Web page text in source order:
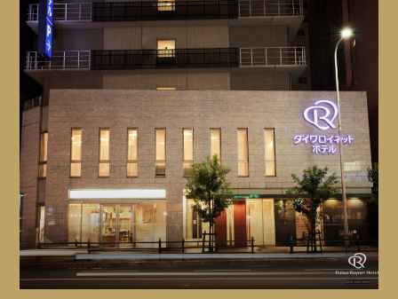
大阪上本町大和ROYNET酒店
543-0001 大阪府大阪市天王寺区上本町6-7-5
GoogleMap
Close
难波公园
这个购物中心是城市中的绿洲，人们可以在浏览精品店
的同时欣赏树木和鲜花。除了时尚的男女精品店。
Website GoogleMap
Close